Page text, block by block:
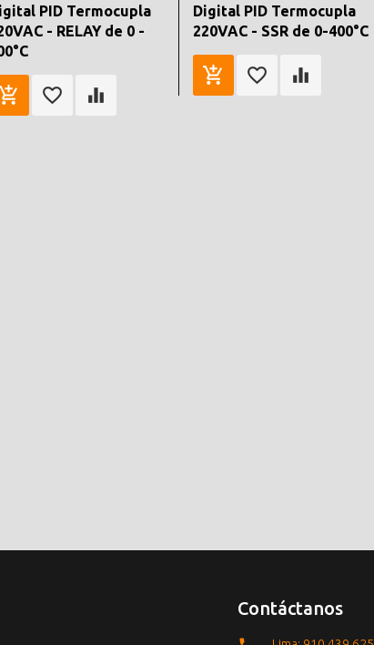
PID Termocupla
- RELAY de 0 -
Digital PID Termocupla
220VAC - SSR de 0-400°C
Contáctanos